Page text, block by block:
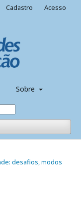
Sobre
Cadastro Acesso
desafios, modos